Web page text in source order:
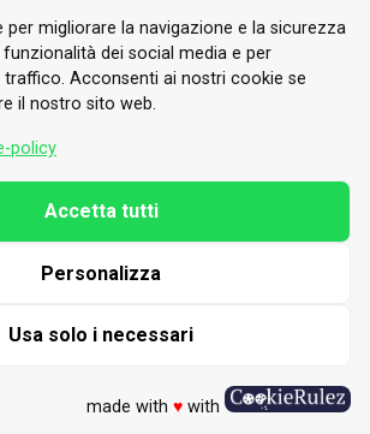
© 2026 Valle di Susa
di Arte e Cultura Alpina
Tel.
info@vallesusa-tesori.it
migliorare la navigazione e la sicurezza
dei social media e per
Acconsenti ai nostri cookie se
il nostro sito web.
policy
Usa solo i necessari
Personalizza
Accetta tutti
made with ♥with